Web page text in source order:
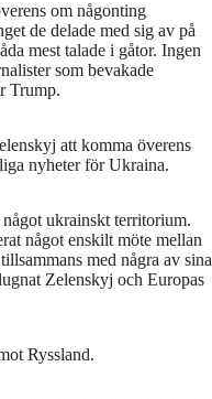
om någonting
de delade med sig av på
mest talade i gåtor. Ingen
som bevakade
Trump.
att komma överens
nyheter för Ukraina.
ukrainskt territorium.
något enskilt möte mellan
med några av sina
Zelenskyj och Europas
Ryssland.